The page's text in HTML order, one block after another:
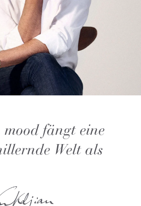
fängt eine
Welt als